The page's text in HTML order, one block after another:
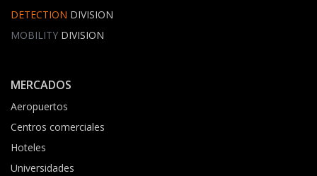
DETECTION DIVISION
MOBILITY DIVISION
MERCADOS
Aeropuertos
Centros comerciales
Hoteles
Universidades